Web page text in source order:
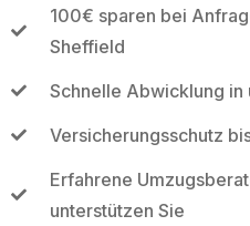
100€ sparen bei
Sheffield
Schnelle Abwicklung in
Versicherungsschutz
Erfahrene
unterstützen Sie